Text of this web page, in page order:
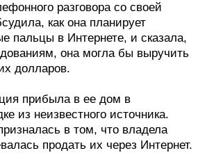
разговора со своей
как она планирует
пальцы в Интернете, и сказала,
она могла бы выручить
долларов.
прибыла в ее дом в
из неизвестного источника.
в том, что владела
продать их через Интернет.